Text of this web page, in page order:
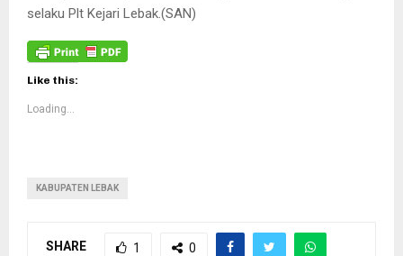
selaku Plt Kejari Lebak.(SAN)
Like this:
Loading...
KABUPATEN LEBAK
SHARE 1 0